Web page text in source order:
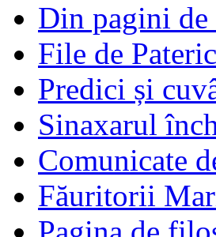
Din pagini de
File de Pateric
Predici și
Sinaxarul
Comunicate
Făuritorii